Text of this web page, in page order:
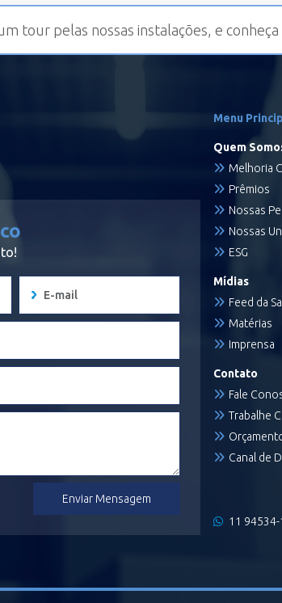
tour pelas nossas instalações, e
Enviar Mensagem
Menu
Quem
Melhoria
Prêmios
Nossas
Nossas
ESG
Mídias
Feed da
Matérias
Imprensa
Contato
Fale
Trabalhe
Canal de
11 94534-